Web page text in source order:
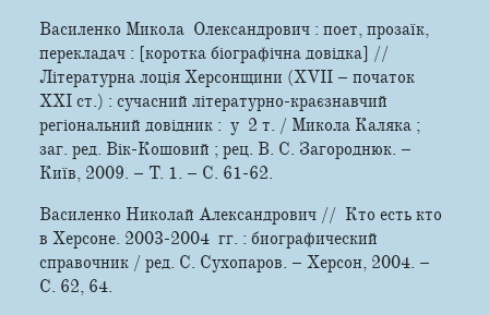
Василенко Микола Олександрович : поет, прозаїк,
перекладач : [коротка біографічна довідка] //
Літературна лоція Херсонщини (XVII – початок
XXI ст.) : сучасний літературно-краєзнавчий
регіональний довідник : у 2 т. / Микола Каляка ;
заг. ред. Вік-Кошовий ; рец. В. С. Загороднюк. –
Київ, 2009. – Т. 1. – С. 61-62.
Василенко Николай Александрович // Кто есть кто
в Херсоне. 2003­-2004 гг. : биографический
справочник / ред. С. Сухопаров. – Херсон, 2004. –
С. 62, 64.